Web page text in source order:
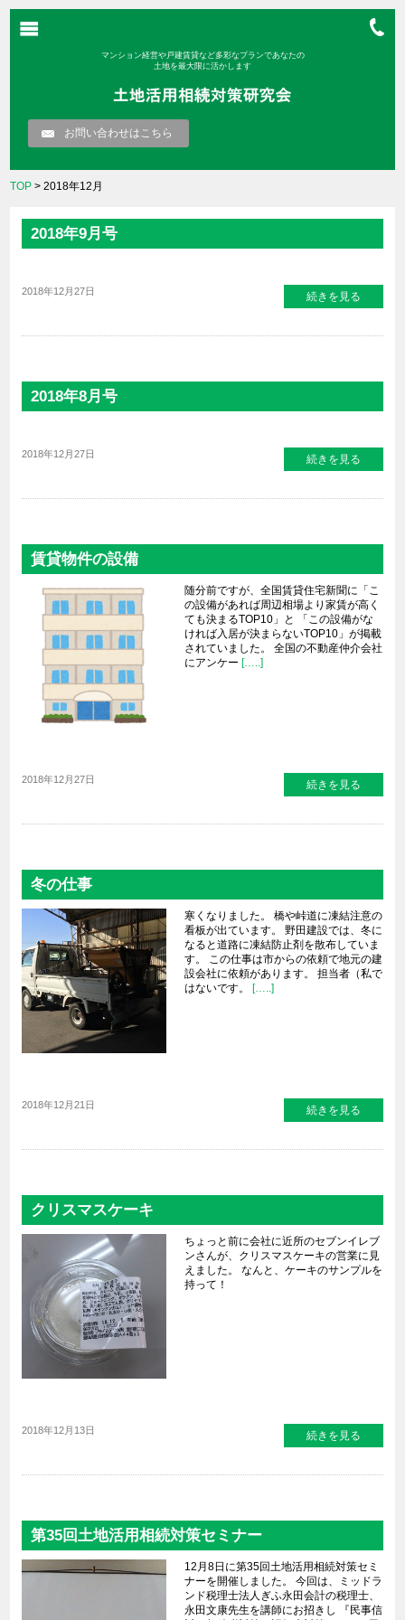
マンション経営や戸建賃貸など多彩なプランであなたの
土地を最大限に活かします
お問い合わせはこちら
TOP > 2018年12月
2018年9月号
2018年12月27日 続きを見る
2018年8月号
2018年12月27日 続きを見る
賃貸物件の設備
随分前ですが、全国賃貸住宅新聞に「こ
の設備があれば周辺相場より家賃が高く
ても決まるTOP10」と 「この設備がな
ければ入居が決まらないTOP10」が掲載
されていました。 全国の不動産仲介会社
にアンケー […..]
2018年12月27日 続きを見る
冬の仕事
寒くなりました。 橋や峠道に凍結注意の
看板が出ています。 野田建設では、冬に
なると道路に凍結防止剤を散布していま
す。 この仕事は市からの依頼で地元の建
設会社に依頼があります。 担当者（私で
はないです。
[…..]
2018年12月21日 続きを見る
クリスマスケーキ
ちょっと前に会社に近所のセブンイレブ
ンさんが、クリスマスケーキの営業に見
えました。 なんと、ケーキのサンプルを
持って！
2018年12月13日 続きを見る
第35回土地活用相続対策セミナー
12月8日に第35回土地活用相続対策セミ
ナーを開催しました。 今回は、ミッドラ
ンド税理士法人ぎふ永田会計の税理士、
永田文康先生を講師にお招きし 『民事信